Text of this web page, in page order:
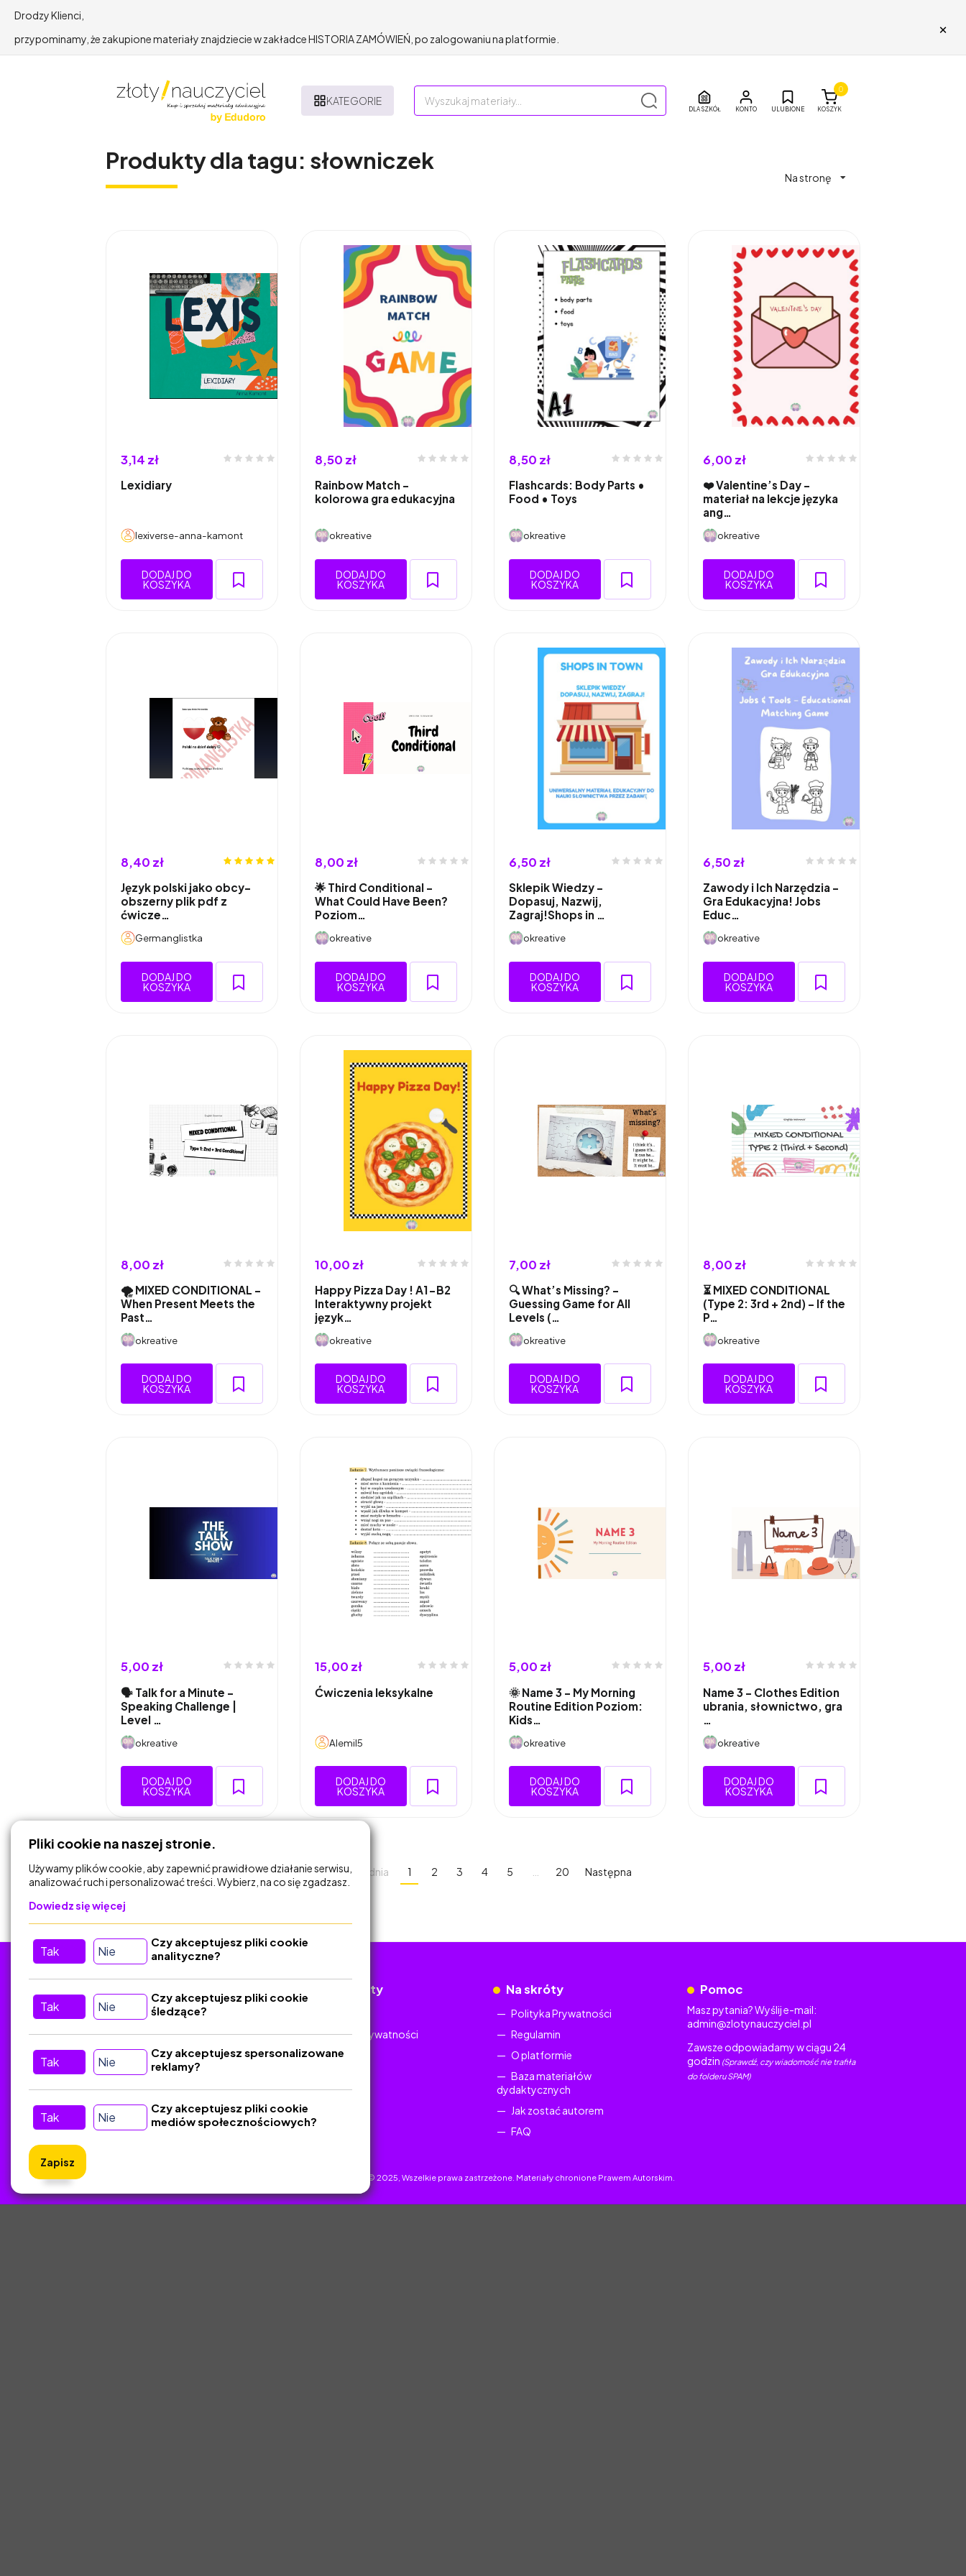
Drodzy Klienci,
przypominamy, że zakupione materiały znajdziecie w zakładce HISTORIA ZAMÓWIEŃ, po zalogowaniu na platformie.
×
KATEGORIE
DLA SZKÓŁ ULUBIONE KOSZYK
0
Produkty dla tagu: słowniczek
Na stronę
3,14 zł
Lexidiary
lexiverse-anna-kamont
DODAJ DO
KOSZYKA
8,50 zł
Rainbow Match –
kolorowa gra edukacyjna
okreative
DODAJ DO
KOSZYKA
8,50 zł
Flashcards: Body Parts •
Food • Toys
okreative
DODAJ DO
KOSZYKA
6,00 zł
❤️ Valentine’s Day –
materiał na lekcje języka
ang…
okreative
DODAJ DO
KOSZYKA
8,40 zł
Język polski jako obcy-
obszerny plik pdf z
ćwicze…
Germanglistka
DODAJ DO
KOSZYKA
8,00 zł
🌟 Third Conditional –
What Could Have Been?
Poziom…
okreative
DODAJ DO
KOSZYKA
6,50 zł
Sklepik Wiedzy –
Dopasuj, Nazwij,
Zagraj!Shops in …
okreative
DODAJ DO
KOSZYKA
6,50 zł
Zawody i Ich Narzędzia –
Gra Edukacyjna! Jobs
Educ…
okreative
DODAJ DO
KOSZYKA
8,00 zł
🌪️ MIXED CONDITIONAL –
When Present Meets the
Past…
okreative
DODAJ DO
KOSZYKA
10,00 zł
Happy Pizza Day ! A1-B2
Interaktywny projekt
język…
okreative
DODAJ DO
KOSZYKA
7,00 zł
🔍 What’s Missing? –
Guessing Game for All
Levels (…
okreative
DODAJ DO
KOSZYKA
8,00 zł
⏳ MIXED CONDITIONAL
(Type 2: 3rd + 2nd) – If the
P…
okreative
DODAJ DO
KOSZYKA
5,00 zł
🗣️ Talk for a Minute –
Speaking Challenge |
Level …
okreative
DODAJ DO
KOSZYKA
15,00 zł
Ćwiczenia leksykalne
Alemil5
DODAJ DO
KOSZYKA
5,00 zł
🌞 Name 3 – My Morning
Routine Edition Poziom:
Kids…
okreative
DODAJ DO
KOSZYKA
5,00 zł
Name 3 – Clothes Edition
ubrania, słownictwo, gra
…
okreative
DODAJ DO
KOSZYKA
Poprzednia 1 2 3 4 5 20 Następna
Kontakt
Dokumenty
Polityka Prywatności
Na skróty
Polityka Prywatności
Regulamin
O platformie
Baza materiałów
dydaktycznych
Jak zostać autorem
FAQ
Pomoc
Masz pytania? Wyślij e-mail:
admin@zlotynauczyciel.pl
Zawsze odpowiadamy w ciągu 24
godzin (Sprawdź, czy wiadomość nie trafiła
do folderu SPAM)
ZlotyNauczyciel.pl © 2025, Wszelkie prawa zastrzeżone. Materiały chronione Prawem Autorskim.
Pliki cookie na naszej stronie.
Używamy plików cookie, aby zapewnić prawidłowe działanie serwisu,
analizować ruch i personalizować treści. Wybierz, na co się zgadzasz.
Dowiedz się więcej
Tak Nie
Czy akceptujesz pliki cookie
analityczne?
Tak Nie
Czy akceptujesz pliki cookie
śledzące?
Tak Nie
Czy akceptujesz spersonalizowane
reklamy?
Tak Nie
Czy akceptujesz pliki cookie
mediów społecznościowych?
Zapisz